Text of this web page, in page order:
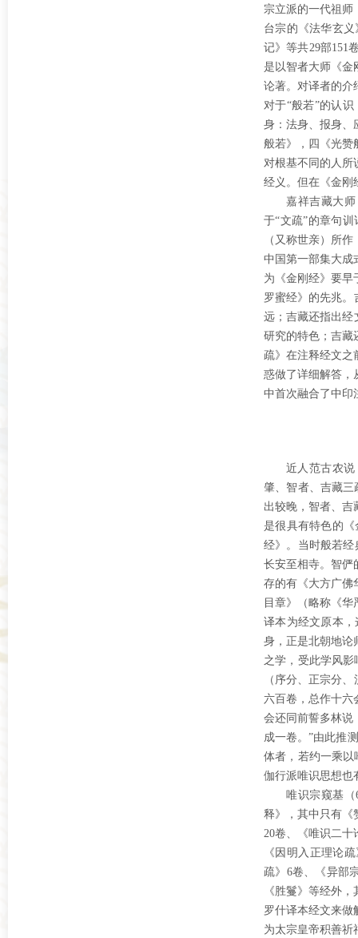
宗立派的一代祖师
台宗的《法华玄
记》等共29部151
是以智者大师《金
论著。对译者的介
对于“般若”的认
身：法身、报身、
般若》，四《光赞
对根基不同的人所
经义。但在《金刚
嘉祥吉藏大师
于“文疏”的章句
（又称世亲）所
中国第一部集大成
为《金刚经》要早
罗蜜经》的先兆。
远；吉藏还指出经
研究的特色；吉藏
疏》在注释经文之
惑做了详细解答，
中首次融合了中印
近人范古农说
肇、智者、吉藏
出较晚，智者、吉
是很具有特色的
经》。当时般若经
长安至相寺。智俨
存的有《大方广佛
目章》（略称《
译本为经文原本
身，正是北朝地论
之学，受此学风
（序分、正宗分
六百卷，总作十六
会还同前誓多林说
成一卷。”由此推
体者，若约一乘以
伽行派唯识思想也
唯识宗窥基（
释》，其中只有《
20卷、《唯识二十
《因明入正理论
疏》6卷、《异部
《胜鬘》等经外
罗什译本经文来做
为太宗皇帝积善祈